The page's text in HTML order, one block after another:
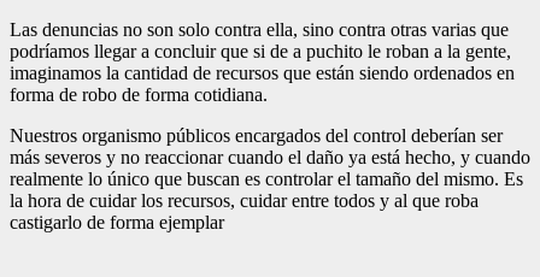
Las denuncias no son solo contra ella, sino contra otras varias que
podríamos llegar a concluir que si de a puchito le roban a la gente,
imaginamos la cantidad de recursos que están siendo ordenados en
forma de robo de forma cotidiana.
Nuestros organismo públicos encargados del control deberían ser
más severos y no reaccionar cuando el daño ya está hecho, y cuando
realmente lo único que buscan es controlar el tamaño del mismo. Es
la hora de cuidar los recursos, cuidar entre todos y al que roba
castigarlo de forma ejemplar